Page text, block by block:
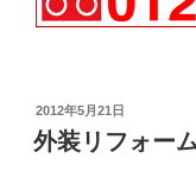
投
稿
日:
2012年5月21日
外装リフォ